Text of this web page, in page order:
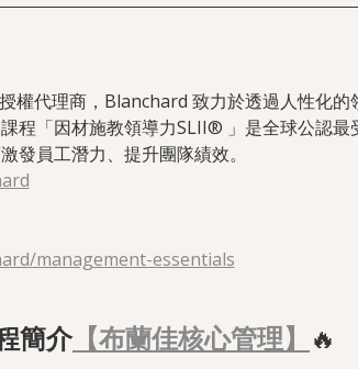
權代理商，Blanchard 致力於透過人性化的
程「因材施教領導力SLII® 」是全球公認最
發員工潛力、提升團隊績效。
management-essentials
簡介【布蘭佳核心管理】 🔥